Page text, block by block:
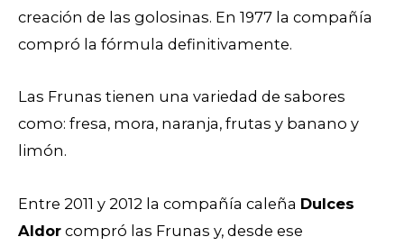
creación de las golosinas. En 1977 la compañía
compró la fórmula definitivamente.
Las Frunas tienen una variedad de sabores
como: fresa, mora, naranja, frutas y banano y
limón.
Entre 2011 y 2012 la compañía caleña Dulces
Aldor compró las Frunas y, desde ese